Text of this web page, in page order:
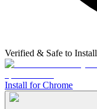
Verified & Safe to Install
Install for Chrome